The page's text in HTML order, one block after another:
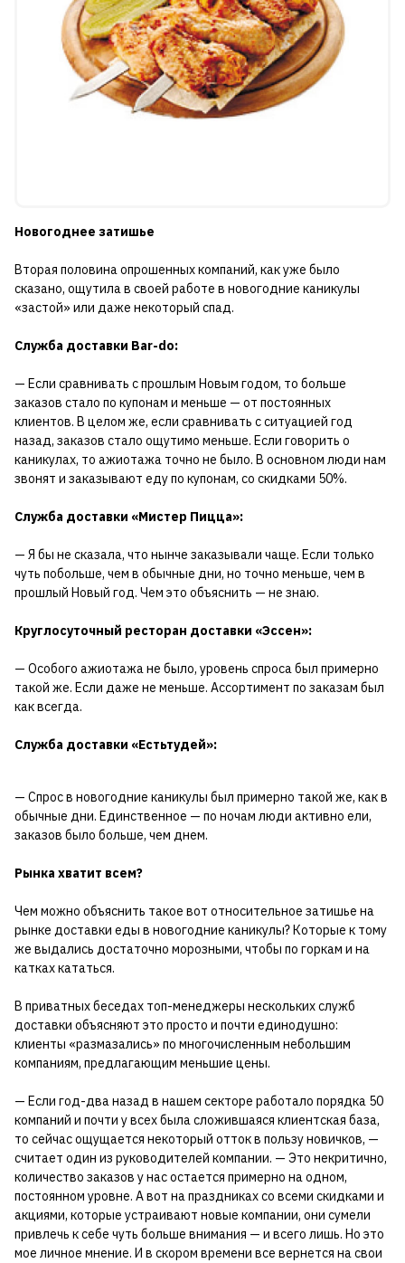
Новогоднее затишье
Вторая половина опрошенных компаний, как уже было
сказано, ощутила в своей работе в новогодние каникулы
«застой» или даже некоторый спад.
Служба доставки Bar-do:
— Если сравнивать с прошлым Новым годом, то больше
заказов стало по купонам и меньше — от постоянных
клиентов. В целом же, если сравнивать с ситуацией год
назад, заказов стало ощутимо меньше. Если говорить о
каникулах, то ажиотажа точно не было. В основном люди нам
звонят и заказывают еду по купонам, со скидками 50%.
Служба доставки «Мистер Пицца»:
— Я бы не сказала, что нынче заказывали чаще. Если только
чуть побольше, чем в обычные дни, но точно меньше, чем в
прошлый Новый год. Чем это объяснить — не знаю.
Круглосуточный ресторан доставки «Эссен»:
— Особого ажиотажа не было, уровень спроса был примерно
такой же. Если даже не меньше. Ассортимент по заказам был
как всегда.
Служба доставки «Естьтудей»:
— Спрос в новогодние каникулы был примерно такой же, как в
обычные дни. Единственное — по ночам люди активно ели,
заказов было больше, чем днем.
Рынка хватит всем?
Чем можно объяснить такое вот относительное затишье на
рынке доставки еды в новогодние каникулы? Которые к тому
же выдались достаточно морозными, чтобы по горкам и на
катках кататься.
В приватных беседах топ-менеджеры нескольких служб
доставки объясняют это просто и почти единодушно:
клиенты «размазались» по многочисленным небольшим
компаниям, предлагающим меньшие цены.
— Если год-два назад в нашем секторе работало порядка 50
компаний и почти у всех была сложившаяся клиентская база,
то сейчас ощущается некоторый отток в пользу новичков, —
считает один из руководителей компании. — Это некритично,
количество заказов у нас остается примерно на одном,
постоянном уровне. А вот на праздниках со всеми скидками и
акциями, которые устраивают новые компании, они сумели
привлечь к себе чуть больше внимания — и всего лишь. Но это
мое личное мнение. И в скором времени все вернется на свои